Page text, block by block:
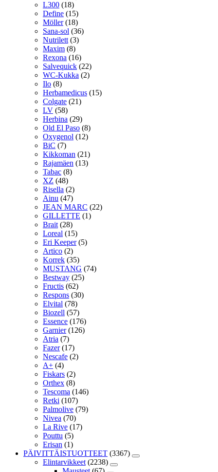
L300 (18)
Define (15)
Möller (18)
Sana-sol (36)
Nutrilett (3)
Maxim (8)
Rexona (16)
Salvequick (22)
WC-Kukka (2)
Ilo (8)
Herbamedicus (15)
Colgate (21)
LV (58)
Herbina (29)
Old El Paso (8)
Oxygenol (12)
BiC (7)
Kikkoman (21)
Rajamäen (13)
Tabac (8)
XZ (48)
Risella (2)
Ainu (47)
JEAN MARC (22)
GILLETTE (1)
Brait (28)
Loreal (15)
Eri Keeper (5)
Artico (2)
Korrek (35)
MUSTANG (74)
Bestway (25)
Fructis (62)
Respons (30)
Elvital (78)
Biozell (57)
Essence (176)
Garnier (126)
Atria (7)
Fazer (17)
Nescafe (2)
A+ (4)
Fiskars (2)
Orthex (8)
Tescoma (146)
Retki (107)
Palmolive (79)
Nivea (70)
La Rive (17)
Pouttu (5)
Erisan (1)
PÄIVITTÄISTUOTTEET (3367)
Elintarvikkeet (2238)